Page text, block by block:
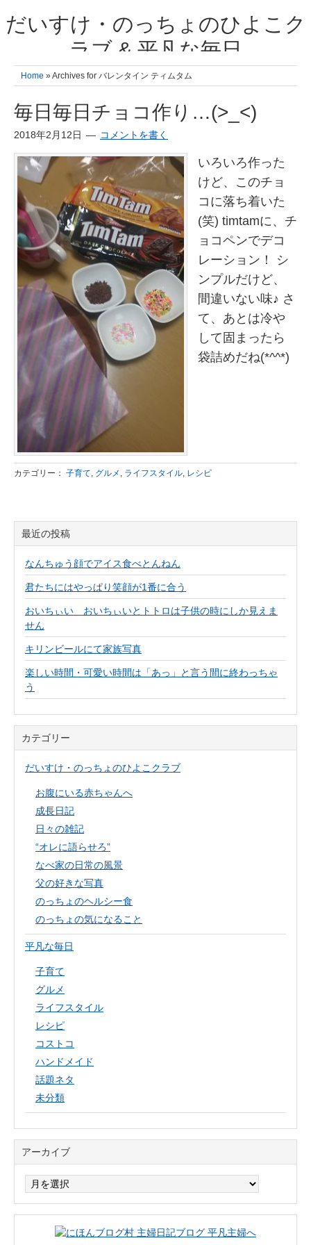
だいすけ・のっちょのひよこク
ラブ & 平凡な毎日
我が家の3人のひよこ成長日記と雑記 何十年後かに、大きくなったひよ
こ達とこの成長記を読み返すことを夢見て。& 3児ママの平凡日記 日々
Home » Archives for バレンタイン ティムタム
毎日毎日チョコ作り…(>_<)
2018年2月12日 コメントを書く
いろいろ作った
けど、このチョ
コに落ち着いた
(笑) timtamに、チ
ョコペンでデコ
レーション！ シ
ンプルだけど、
間違いない味♪ さ
て、あとは冷や
して固まったら
袋詰めだね(*^^*)
カテゴリー： 子育て, グルメ , ライフスタイル, レシピ
最近の投稿
なんちゅう顔でアイス食べとんねん
君たちにはやっぱり笑顔が1番に合う
おいちぃい おいちぃいとトトロは子供の時にしか見えま
せん
キリンビールにて家族写真
楽しい時間・可愛い時間は「あっ」と言う間に終わっちゃ
う
カテゴリー
だいすけ・のっちょのひよこクラブ
お腹にいる赤ちゃんへ
成長日記
日々の雑記
“オレに語らせろ”
なべ家の日常の風景
父の好きな写真
のっちょのヘルシー食
のっちょの気になること
平凡な毎日
子育て
グルメ
ライフスタイル
レシピ
コストコ
ハンドメイド
話題ネタ
未分類
アーカイブ
イ